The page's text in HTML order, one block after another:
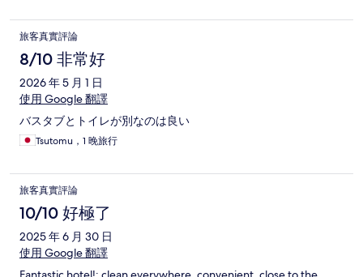
旅客真實評論
8/10 非常好
2026 年 5 月 1 日
使用 Google 翻譯
バスタブとトイレが別なのは良い
Tsutomu，1 晚旅行
旅客真實評論
10/10 好極了
2025 年 6 月 30 日
使用 Google 翻譯